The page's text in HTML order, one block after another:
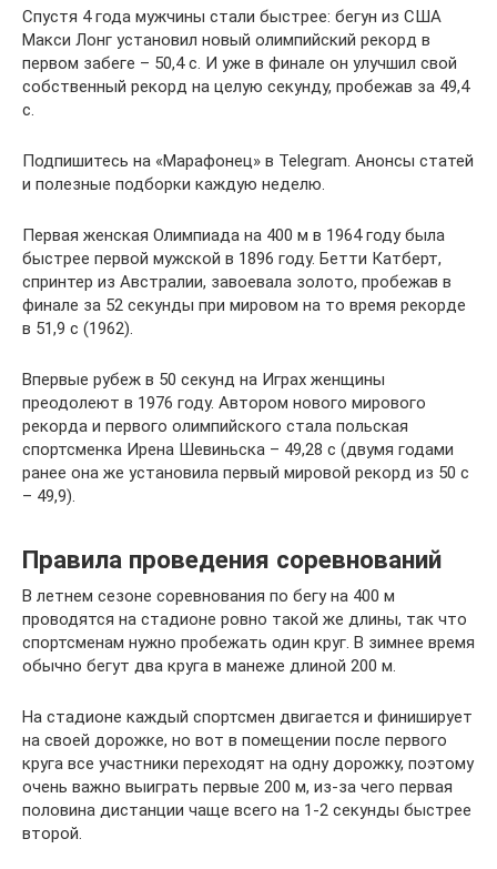
Спустя 4 года мужчины стали быстрее: бегун из США
Макси Лонг установил новый олимпийский рекорд в
первом забеге – 50,4 с. И уже в финале он улучшил свой
собственный рекорд на целую секунду, пробежав за 49,4
с.
Подпишитесь на «Марафонец» в Telegram. Анонсы статей
и полезные подборки каждую неделю.
Первая женская Олимпиада на 400 м в 1964 году была
быстрее первой мужской в 1896 году. Бетти Катберт,
спринтер из Австралии, завоевала золото, пробежав в
финале за 52 секунды при мировом на то время рекорде
в 51,9 с (1962).
Впервые рубеж в 50 секунд на Играх женщины
преодолеют в 1976 году. Автором нового мирового
рекорда и первого олимпийского стала польская
спортсменка Ирена Шевиньска – 49,28 с (двумя годами
ранее она же установила первый мировой рекорд из 50 с
– 49,9).
Правила проведения соревнований
В летнем сезоне соревнования по бегу на 400 м
проводятся на стадионе ровно такой же длины, так что
спортсменам нужно пробежать один круг. В зимнее время
обычно бегут два круга в манеже длиной 200 м.
На стадионе каждый спортсмен двигается и финиширует
на своей дорожке, но вот в помещении после первого
круга все участники переходят на одну дорожку, поэтому
очень важно выиграть первые 200 м, из-за чего первая
половина дистанции чаще всего на 1-2 секунды быстрее
второй.